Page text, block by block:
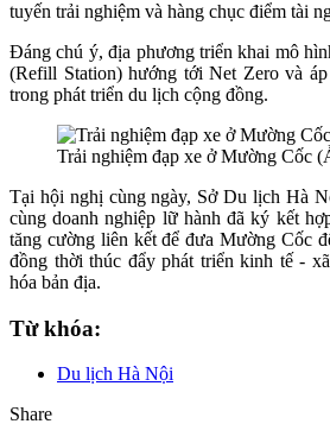
tuyến trải nghiệm và hàng chục điểm tài
Đáng chú ý, địa phương triển khai mô
(Refill Station) hướng tới Net Zero và
trong phát triển du lịch cộng đồng.
Trải nghiệm đạp xe ở Mường Cốc
Tại hội nghị cùng ngày, Sở Du lịch Hà
cùng doanh nghiệp lữ hành đã ký kết
tăng cường liên kết để đưa Mường Cốc
đồng thời thúc đẩy phát triển kinh tế -
hóa bản địa.
Từ khóa:
Du lịch Hà Nội
Share